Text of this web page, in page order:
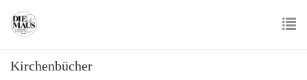
main
Kirchenbücher